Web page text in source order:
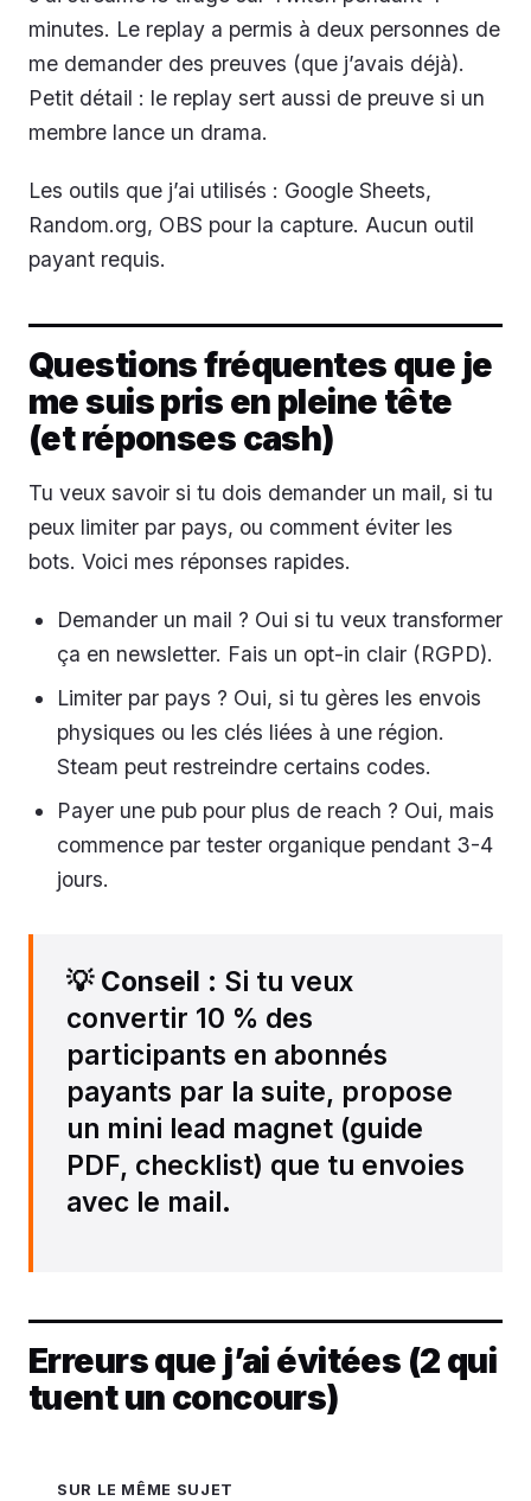
minutes. Le replay a permis à deux personnes de
me demander des preuves (que j’avais déjà).
Petit détail : le replay sert aussi de preuve si un
membre lance un drama.
Les outils que j’ai utilisés : Google Sheets,
Random.org, OBS pour la capture. Aucun outil
payant requis.
Questions fréquentes que je
me suis pris en pleine tête
(et réponses cash)
Tu veux savoir si tu dois demander un mail, si tu
peux limiter par pays, ou comment éviter les
bots. Voici mes réponses rapides.
Demander un mail ? Oui si tu veux transformer
ça en newsletter. Fais un opt-in clair (RGPD).
Limiter par pays ? Oui, si tu gères les envois
physiques ou les clés liées à une région.
Steam peut restreindre certains codes.
Payer une pub pour plus de reach ? Oui, mais
commence par tester organique pendant 3-4
jours.
💡 Conseil : Si tu veux
convertir 10 % des
participants en abonnés
payants par la suite, propose
un mini lead magnet (guide
PDF, checklist) que tu envoies
avec le mail.
Erreurs que j’ai évitées (2 qui
tuent un concours)
SUR LE MÊME SUJET